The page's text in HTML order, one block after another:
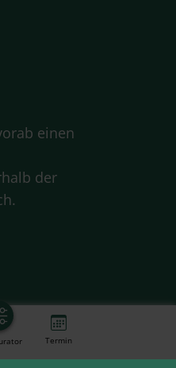
einen
der
Termin